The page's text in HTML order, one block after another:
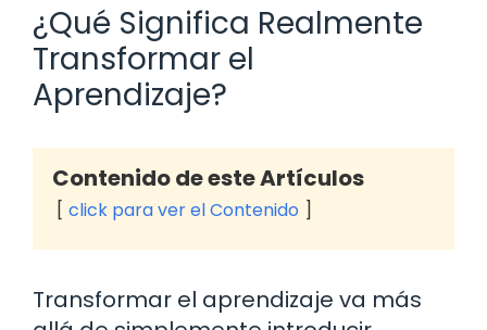
¿Qué Significa Realmente
Transformar el
Aprendizaje?
Contenido de este Artículos
click para ver el Contenido
Transformar el aprendizaje va más